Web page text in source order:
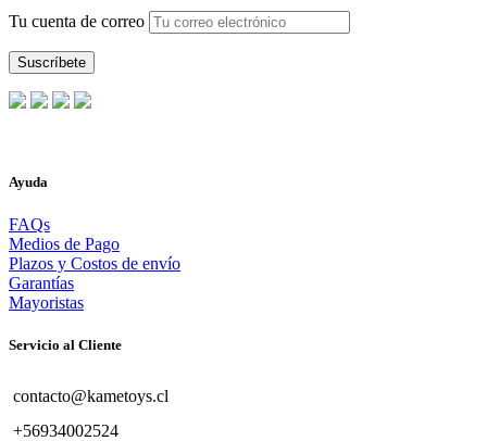
Tu cuenta de correo
Ayuda
FAQs
Medios de Pago
Plazos y Costos de envío
Garantías
Mayoristas
Servicio al Cliente
contacto@kametoys.cl
+56934002524